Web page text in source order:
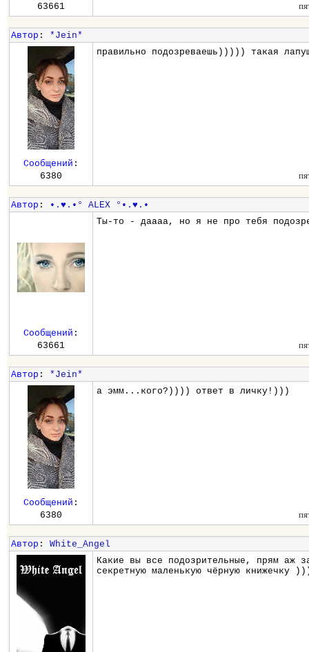
63661
Автор : *Jein*
правильно подозреваешь))))) такая
Сообщений :
6380
Автор :
•.♥.•° ALEX °•.♥.•
Ты-то - даааа, но я не про тебя
Сообщений :
63661
Автор : *Jein*
а эмм...кого?)))) ответ в личку!)))
Сообщений :
6380
Автор : White_Angel
Какие вы все подозрительные, прям аж
секретную маленькую чёрную книжечку